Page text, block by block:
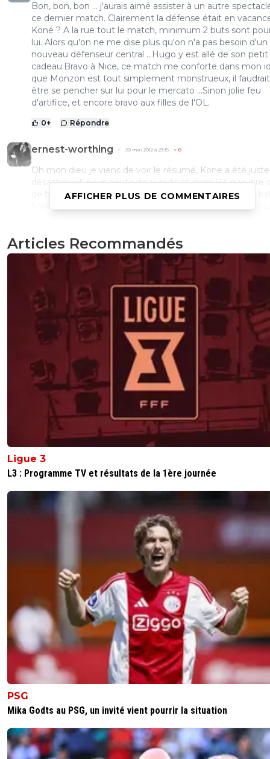
Bon, bon, bon ... j'aurais aimé assister à un autre
ce dernier match. Clairement la défense était en
Koné ? A la rue tout le match, minimum 2 buts sont
lui. Alors qu'on ne me dise plus qu'on n'a pas besoin d'un
nouveau défenseur central ...Hugo y est allé de son petit
cadeau.Bravo à Nice, ce match me conforte dans mon
que Monzon est tout simplement monstrueux, il
être se pencher sur lui pour le mercato ...Sinon jolie feu
d'artifice, et encore bravo aux filles de l'OL.
0+ Répondre
ernest-worthing 20 mai 2012 à 23:15 + 0
Oh mon dieu je viens de voir le résumé, Kone a été juste
désastreux!Il nous coute deux buts et demi !Et que dire
de hugo, c'est vraiment incroyable de taper a côté du
luda972 20 mai 2012 à 23:10 +0
Maintenant la saison est finie... Il nous faut une défense
pour la saison prochaine !!!!!
0 Répondre
20 mai 2012 à 22:12 +0
J'ai pas vu le match. C'est dans quelle circonstance le
contre son camp de yoyo??
spartiate 20 mai 2012 à 22:54
Un but a la Landraeau , un coup franc qui se
dessus de son poing et rentre ...Vraiment un
pour la boulette
Répondre
20 mai 2012 à 22:56 +0
oui hugo il a été gentil avec nice!!!!!!!!!tres gentil
meme!!!!
Répondre
spartiate 20 mai 2012 à 22:55 +0
Landreau
0+ Répondre
AFFICHER PLUS DE COMMENTAIRES
Articles Recommandés
Ligue 3
L3 : Programme TV et résultats de la 1ère journée
PSG
Mika Godts au PSG, un invité vient pourrir la situation